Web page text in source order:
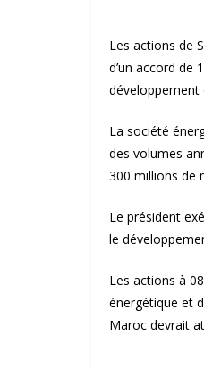
Les actions de
d’un accord de
développement
La société
des volumes
300 millions de
Le président
le
Les actions à
énergétique et
Maroc devrait